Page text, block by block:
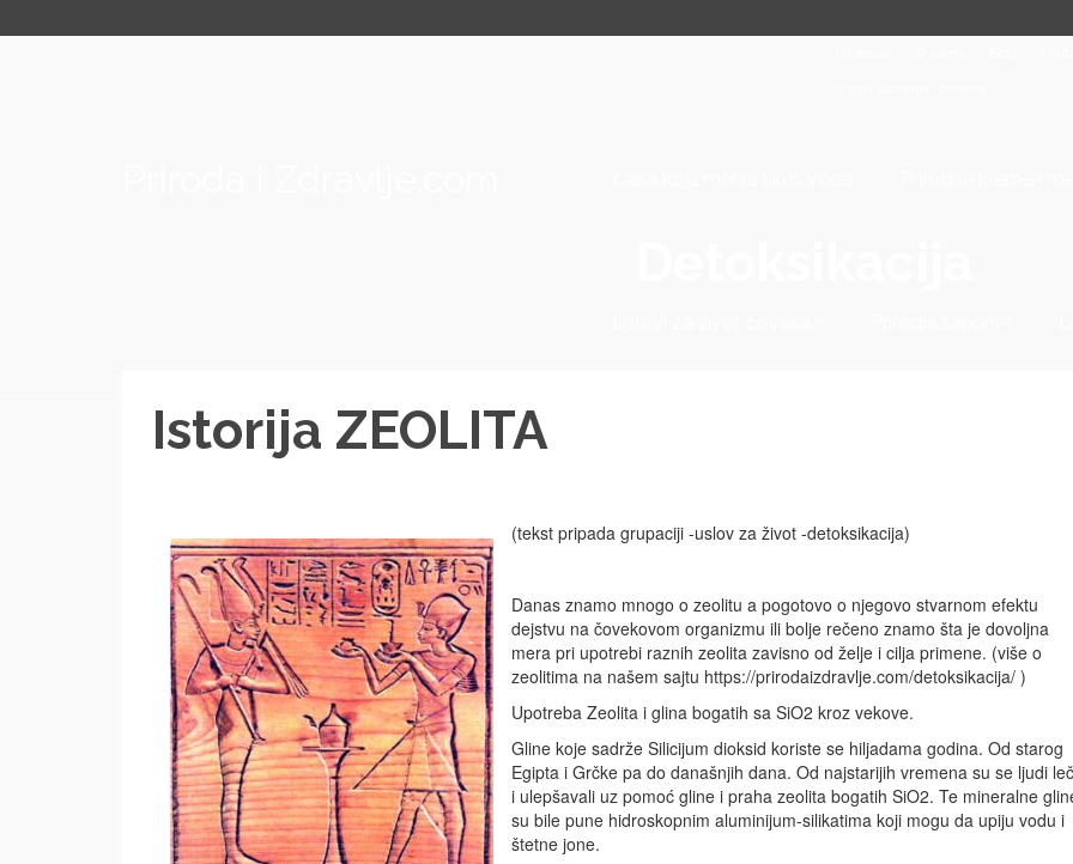
Istorija ZEOLITA
(tekst pripada grupaciji -uslov za život -detoksikacija)
Danas znamo mnogo o zeolitu a pogotovo o njegovo stvarnom efektu
dejstvu na čovekovom organizmu ili bolje rečeno znamo šta je dovoljna
mera pri upotrebi raznih zeolita zavisno od želje i cilja primene. (više o
zeolitima na našem sajtu https://prirodaizdravlje.com/detoksikacija/ )
Upotreba Zeolita i glina bogatih sa SiO2 kroz vekove.
Gline koje sadrže Silicijum dioksid koriste se hiljadama godina. Od starog
Egipta i Grčke pa do današnjih dana. Od najstarijih vremena su se ljudi
i ulepšavali uz pomoć gline i praha zeolita bogatih SiO2. Te mineralne
su bile pune hidroskopnim aluminijum-silikatima koji mogu da upiju vodu i
štetne jone.